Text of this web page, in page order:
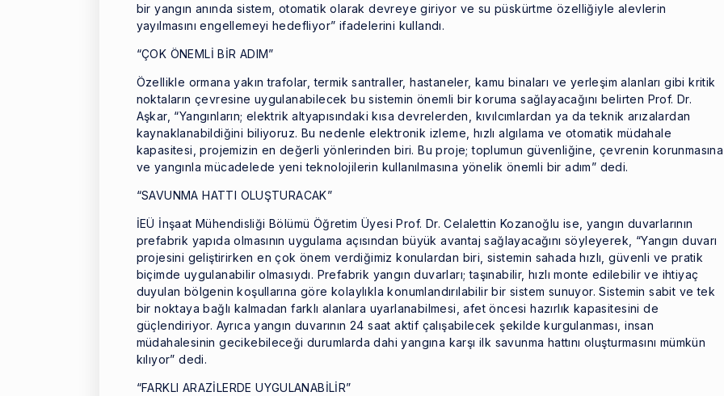
bir yangın anında sistem, otomatik olarak devreye giriyor ve su püskürtme özelliğiyle alevlerin
yayılmasını engellemeyi hedefliyor” ifadelerini kullandı.
“ÇOK ÖNEMLİ BİR ADIM”
Özellikle ormana yakın trafolar, termik santraller, hastaneler, kamu binaları ve yerleşim alanları gibi kritik
noktaların çevresine uygulanabilecek bu sistemin önemli bir koruma sağlayacağını belirten Prof. Dr.
Aşkar, “Yangınların; elektrik altyapısındaki kısa devrelerden, kıvılcımlardan ya da teknik arızalardan
kaynaklanabildiğini biliyoruz. Bu nedenle elektronik izleme, hızlı algılama ve otomatik müdahale
kapasitesi, projemizin en değerli yönlerinden biri. Bu proje; toplumun güvenliğine, çevrenin korunmasına
ve yangınla mücadelede yeni teknolojilerin kullanılmasına yönelik önemli bir adım” dedi.
“SAVUNMA HATTI OLUŞTURACAK”
İEÜ İnşaat Mühendisliği Bölümü Öğretim Üyesi Prof. Dr. Celalettin Kozanoğlu ise, yangın duvarlarının
prefabrik yapıda olmasının uygulama açısından büyük avantaj sağlayacağını söyleyerek, “Yangın duvarı
projesini geliştirirken en çok önem verdiğimiz konulardan biri, sistemin sahada hızlı, güvenli ve pratik
biçimde uygulanabilir olmasıydı. Prefabrik yangın duvarları; taşınabilir, hızlı monte edilebilir ve ihtiyaç
duyulan bölgenin koşullarına göre kolaylıkla konumlandırılabilir bir sistem sunuyor. Sistemin sabit ve tek
bir noktaya bağlı kalmadan farklı alanlara uyarlanabilmesi, afet öncesi hazırlık kapasitesini de
güçlendiriyor. Ayrıca yangın duvarının 24 saat aktif çalışabilecek şekilde kurgulanması, insan
müdahalesinin gecikebileceği durumlarda dahi yangına karşı ilk savunma hattını oluşturmasını mümkün
kılıyor” dedi.
“FARKLI ARAZİLERDE UYGULANABİLİR”